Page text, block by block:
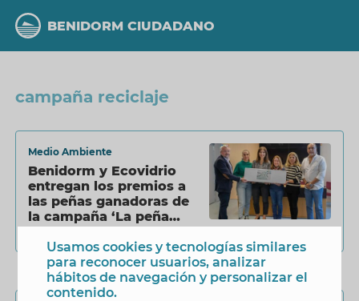
contenido
principal
BENIDORM CIUDADANO
campaña reciclaje
Medio Ambiente
Benidorm y Ecovidrio
entregan los premios a
las peñas ganadoras de
la campaña ‘La peña
recicla’ de las pasadas
Festes Majors Patronals
Usamos cookies y tecnologías similares
para reconocer usuarios, analizar
hábitos de navegación y personalizar el
contenido.